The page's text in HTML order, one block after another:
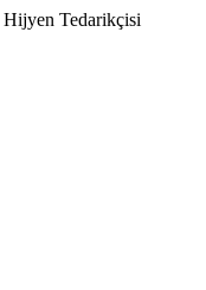
Tedarikçisi